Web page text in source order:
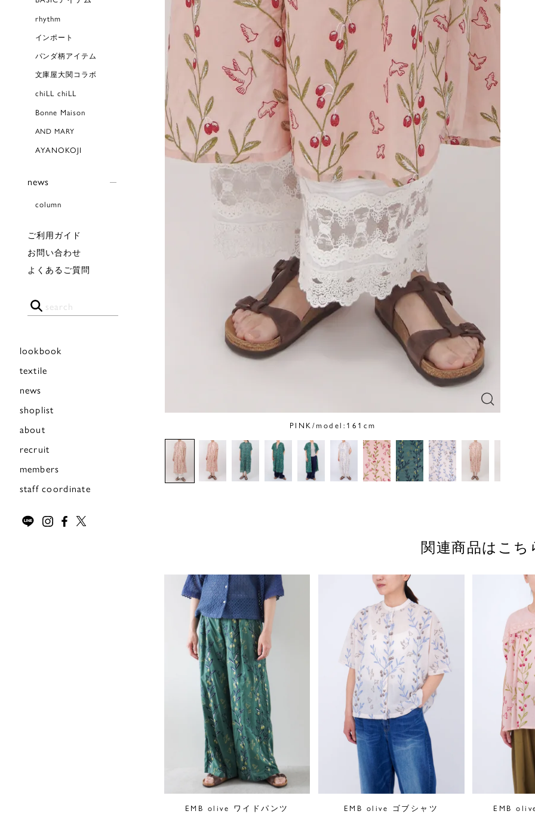
rhythm
インポート
パンダ柄アイテム
文庫屋大関コラボ
chiLL chiLL
Bonne Maison
AND MARY
AYANOKOJI
news
column
ご利用ガイド
お問い合わせ
よくあるご質問
lookbook
textile
news
shoplist
about
recruit
members
staff coordinate
PINK/model:161cm
関連商品はこち
EMB olive ワイドパンツ
EMB olive ゴブシャツ
EMB